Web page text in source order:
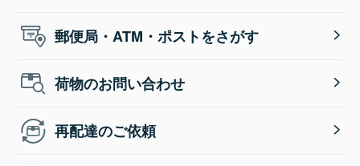
郵便局・ATM・ポストをさがす
荷物のお問い合わせ
再配達のご依頼